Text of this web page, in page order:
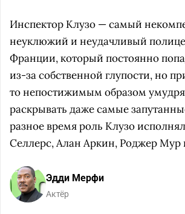
Инспектор Клузо — самый
неуклюжий и неудачливый
Франции, который постоянно
из-за собственной глупости, но
то непостижимым образом
раскрывать даже самые
разное время роль Клузо
Селлерс, Алан Аркин, Роджер Мур
Эдди Мерфи
Актёр